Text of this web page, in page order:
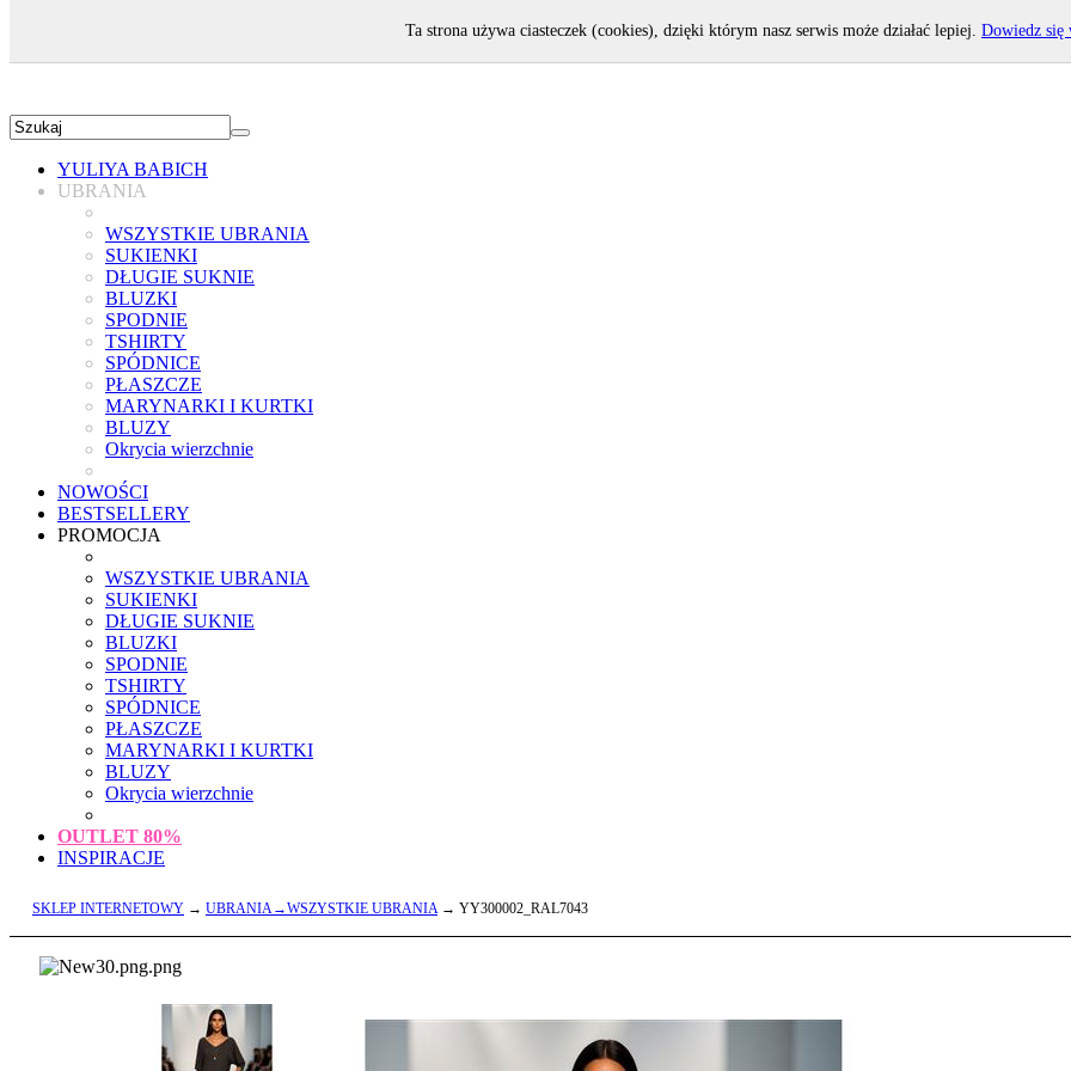
YULIYA BABICH
UBRANIA
WSZYSTKIE UBRANIA
SUKIENKI
DŁUGIE SUKNIE
BLUZKI
SPODNIE
TSHIRTY
SPÓDNICE
PŁASZCZE
MARYNARKI I KURTKI
BLUZY
Okrycia wierzchnie
NOWOŚCI
BESTSELLERY
PROMOCJA
WSZYSTKIE UBRANIA
SUKIENKI
DŁUGIE SUKNIE
BLUZKI
SPODNIE
TSHIRTY
SPÓDNICE
PŁASZCZE
MARYNARKI I KURTKI
BLUZY
Okrycia wierzchnie
OUTLET 80%
INSPIRACJE
SKLEP INTERNETOWY → UBRANIA→WSZYSTKIE UBRANIA→ YY300002_RAL7043
Ta strona używa ciasteczek (cookies), dzięki którym nasz serwis może działać lepiej. Dowiedz się